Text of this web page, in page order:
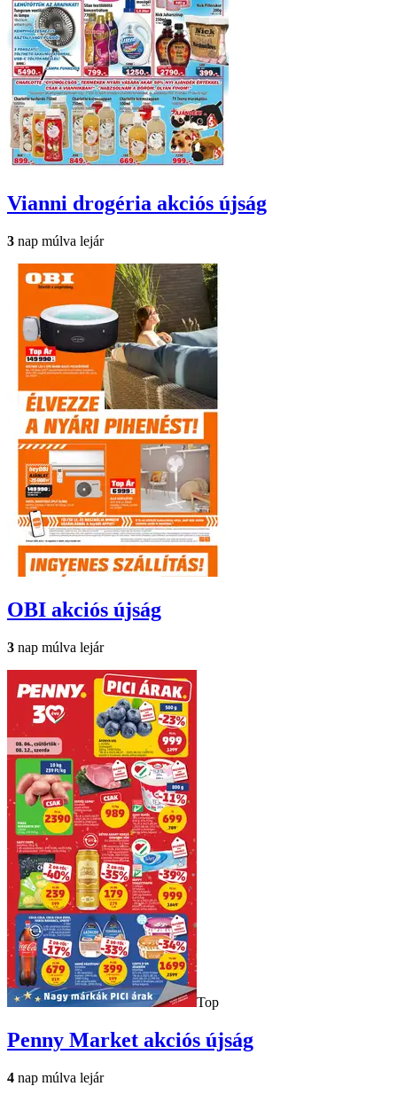
Vianni drogéria akciós újság
3 nap múlva lejár
OBI akciós újság
3 nap múlva lejár
Top
Penny Market akciós újság
4 nap múlva lejár